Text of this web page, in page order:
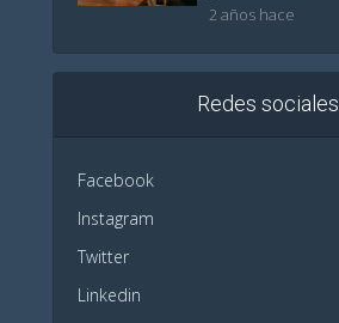
2 años hace
Redes sociales
Facebook
Instagram
Twitter
Linkedin